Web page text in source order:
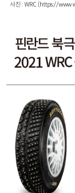
사진 : WRC (https://